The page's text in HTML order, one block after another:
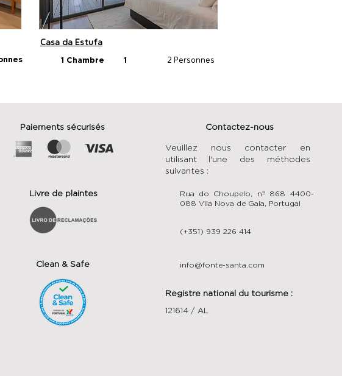
Casa da Estufa
1 Chambre 1 2 Personnes
Paiements sécurisés
Livre de plaintes
Clean & Safe
Contactez-nous
Veuillez nous contacter en
utilisant l'une des méthodes
suivantes :
Rua do Choupelo, nº 868 4400-
088 Vila Nova de Gaia, Portugal
(+351) 939 226 414
info@fonte-santa.com
Registre national du tourisme :
121614 / AL